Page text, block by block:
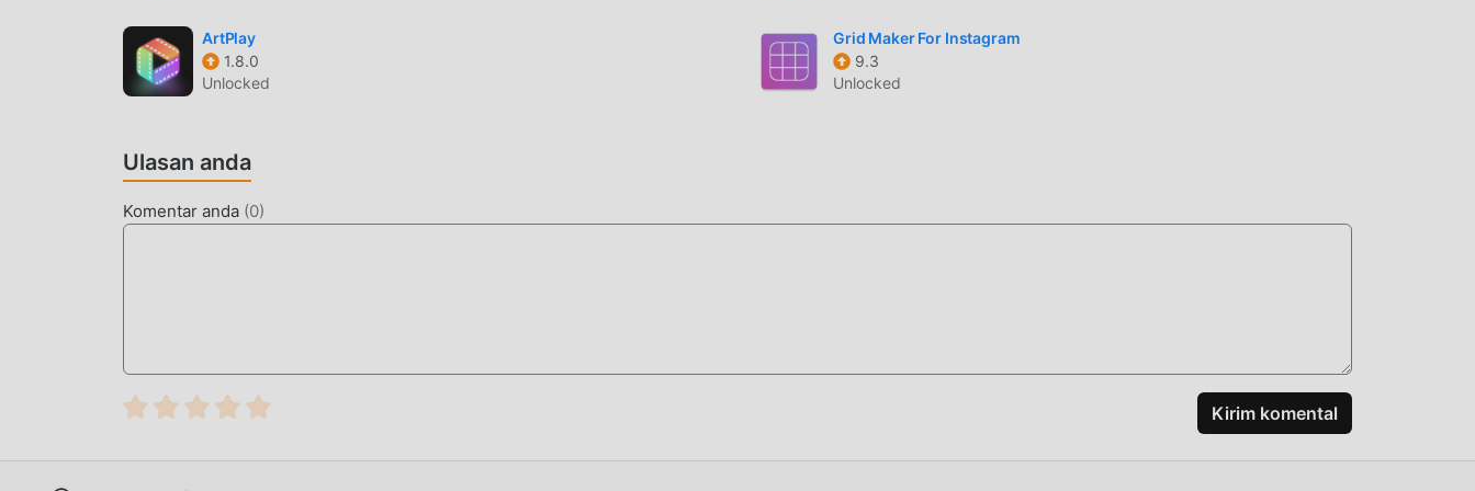
melampirkan versi mod, memberi Anda Free fungsi secara gratis, Anda dapat mencoba level tertinggiHalloween
Girl Costume 2.4.8 dengan fungsi terlengkap. Selain itu, semua mod telah diautentikasi secara manual oleh
moddroid, 100% gratis dan tersedia. Sekarang, Anda hanya perlu mengunduh moddroid ke klien, Anda dapat
UNDUH SEKARANG
ArtPlay
1.8.0
Unlocked
Grid Maker For Instagram
9.3
Unlocked
Ulasan anda
Komentar anda (0)
Kirim komental